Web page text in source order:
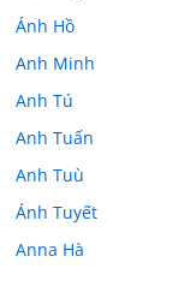
Ánh Hồ
Anh Minh
Anh Tú
Anh Tuấn
Anh Tuù
Ánh Tuyết
Anna Hà